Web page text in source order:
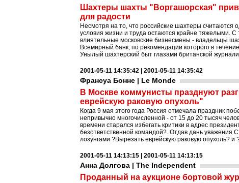
Шахтеры шахты "Воргашорская"
для радости
Несмотря на то, что российские шахтеры считаются
условия жизни и труда остаются крайне тяжелыми.
влиятельные московские бизнесмены - владельцы
Всемирный банк, по рекомендации которого в
Унылый шахтерский быт глазами британской
2001-05-11 14:35:42 | 2001-05-11 14:35:42
Франсуа Бонне | Le Monde
В Москве коммунисты празднуют
еврейскую раковую опухоль"
Когда 9 мая этого года Россия отмечала праздник
непривычно многочисленной - от 15 до 20 тысяч
времени старался избегать критики в адрес
безответственной командой?. Отдав дань уважения
лозунгами ?Вырезать еврейскую раковую опухоль?
2001-05-11 14:13:15 | 2001-05-11 14:13:15
Анна Долгова | The Independent
Проданный на аукционе бортовой